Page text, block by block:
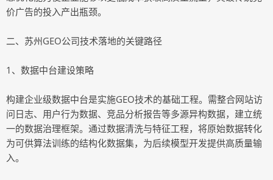
价广告的投入产出瓶颈。
二、苏州GEO公司技术落地的关键路径
1、数据中台建设策略
构建企业级数据中台是实施GEO技术的基础工程。需整合网站访
问日志、用户行为数据、竞品分析报告等多源异构数据，建立统
一的数据治理框架。通过数据清洗与特征工程，将原始数据转化
为可供算法训练的结构化数据集，为后续模型开发提供高质量输
入。